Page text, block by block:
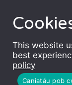
This website
best
policy
Caniatáu pob